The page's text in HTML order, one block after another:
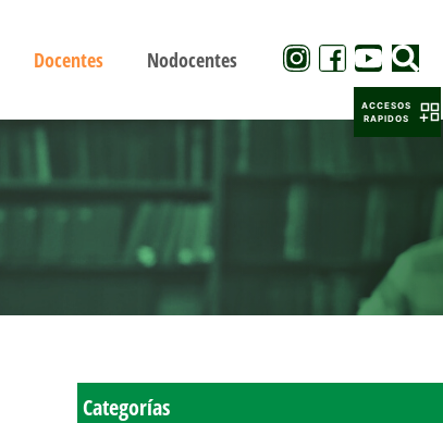
Docentes Nodocentes
Categorías
ACCESOS
RAPIDOS